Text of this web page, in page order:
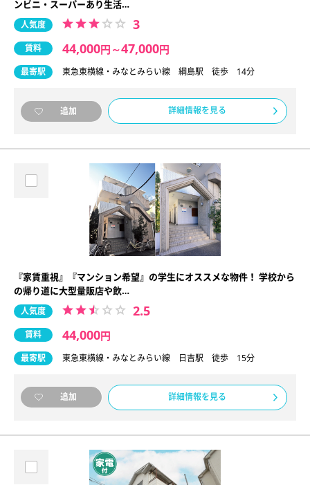
ンビニ・スーパーあり生活…
人気度 3
賃料 44,000円 ～47,000円
最寄駅 東急東横線・みなとみらい線 綱島駅 徒歩 14分
追加 詳細情報を見る
『家賃重視』『マンション希望』の学生にオススメな物件！ 学校から
の帰り道に大型量販店や飲…
人気度 2.5
賃料 44,000円
最寄駅 東急東横線・みなとみらい線 日吉駅 徒歩 15分
追加 詳細情報を見る